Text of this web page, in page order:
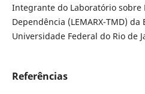
Integrante do Laboratório sobre
Dependência (LEMARX-TMD) da
Universidade Federal do Rio de
Referências